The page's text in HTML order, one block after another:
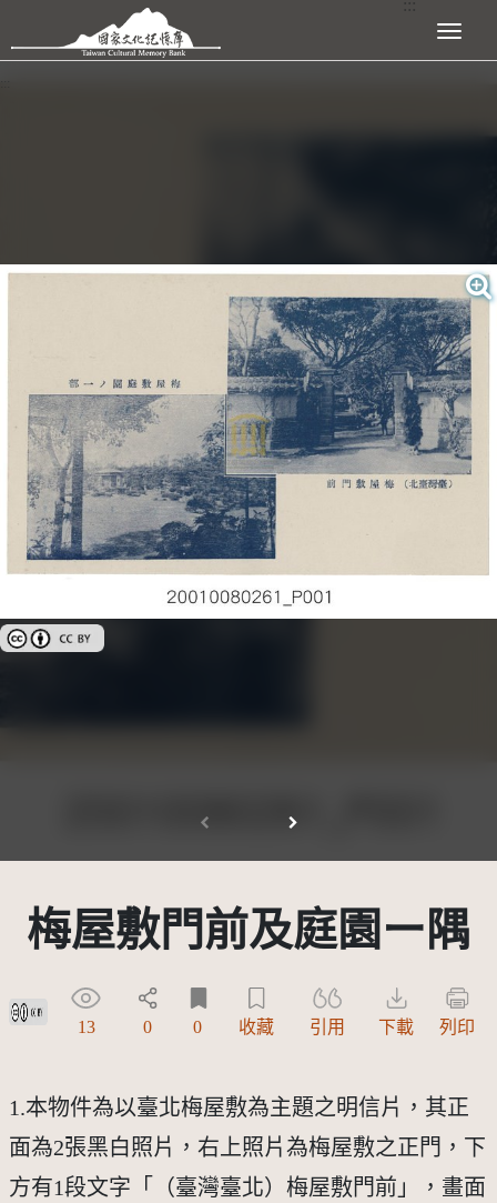
跳到主要內容區塊 展開選單
創用CC姓名標示 3.0 台灣及其後版本(CC BY 3.0 TW +)
梅屋敷門前及庭園ー隅
創用CC姓名標示 3.0 台灣及其後版本(CC BY 3.0 TW +)
13 0 0 收藏 引用 下載 列印
1.本物件為以臺北梅屋敷為主題之明信片，其正
面為2張黑白照片，右上照片為梅屋敷之正門，下
方有1段文字「（臺灣臺北）梅屋敷門前」，畫面